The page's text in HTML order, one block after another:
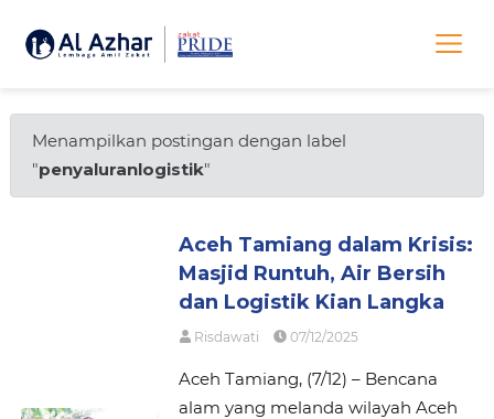
Menampilkan postingan dengan label
"penyaluranlogistik"
Aceh Tamiang dalam Krisis:
Masjid Runtuh, Air Bersih
dan Logistik Kian Langka
Risdawati 07/12/2025
Aceh Tamiang, (7/12) – Bencana
alam yang melanda wilayah Aceh